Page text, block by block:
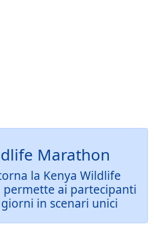
Marathon
la Kenya Wildlife
ai partecipanti
in scenari unici